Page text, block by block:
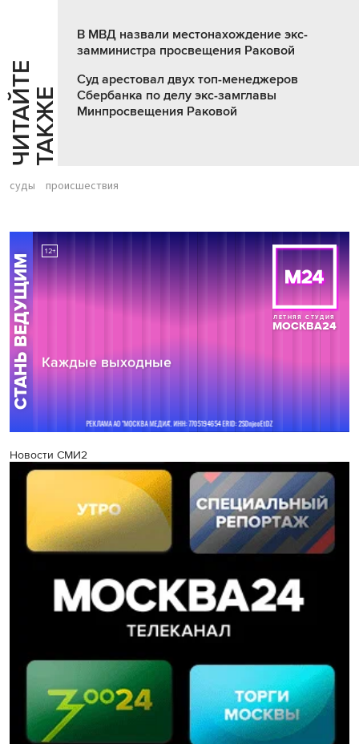
Ч
И
Т
АЙ
Т
Е
Т
А
К
ЖЕ
В МВД назвали местонахождение экс-
замминистра просвещения Раковой
Суд арестовал двух топ-менеджеров
Сбербанка по делу экс-замглавы
Минпросвещения Раковой
суды происшествия
Новости СМИ2